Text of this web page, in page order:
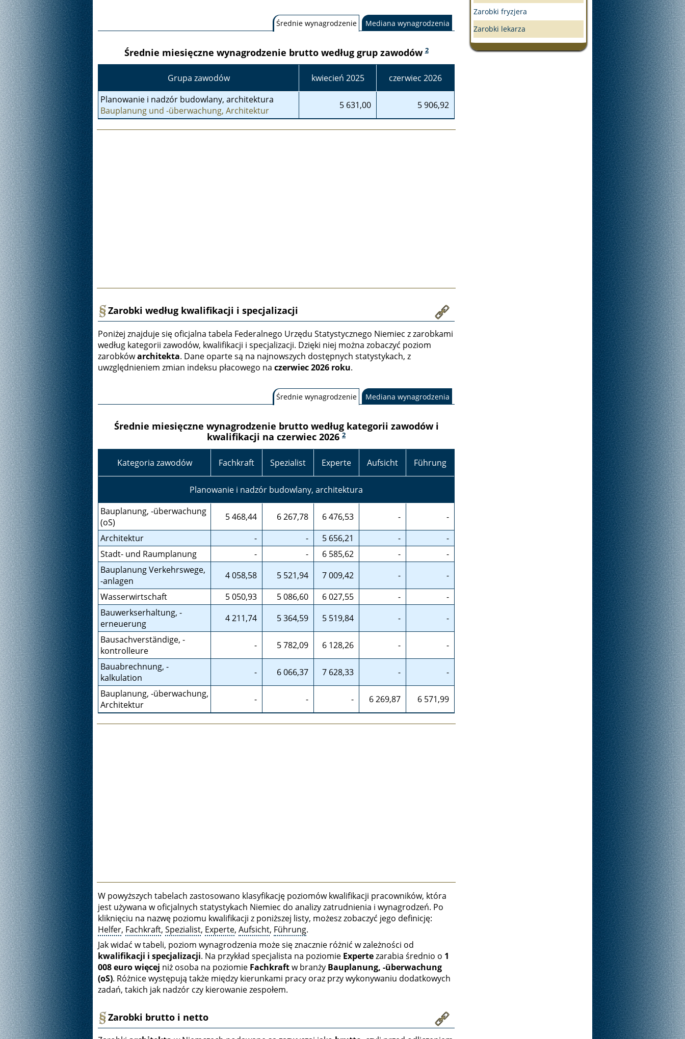
Średnie wynagrodzenie Mediana wynagrodzenia
Średnie miesięczne wynagrodzenie brutto według grup zawodów2
Grupa zawodów kwiecień 2025
czerwiec 2026
Planowanie i nadzór budowlany, architektura
Bauplanung und -überwachung, Architektur
5 631,00 5 906,92
Zarobki według kwalifikacji i specjalizacji
Poniżej znajduje się oficjalna tabela Federalnego Urzędu Statystycznego Niemiec z zarobkami
według kategorii zawodów, kwalifikacji i specjalizacji. Dzięki niej można zobaczyć poziom
zarobkówarchitekta. Dane oparte są na najnowszych dostępnych statystykach, z
uwzględnieniem zmian indeksu płacowego na czerwiec 2026 roku.
Średnie wynagrodzenie Mediana wynagrodzenia
Średnie miesięczne wynagrodzenie brutto według kategorii zawodów i
kwalifikacji na czerwiec 2026 2
Kategoria zawodów Fachkraft Spezialist Experte Aufsicht Führung
Planowanie i nadzór budowlany, architektura
Bauplanung, -überwachung
(oS)
5 468,44 6 267,78 6 476,53 -
-
Architektur
- - 5 656,21 -
-
Stadt- und Raumplanung
- - 6 585,62 -
-
Bauplanung Verkehrswege,
-anlagen
4 058,58 5 521,94 7 009,42 -
-
Wasserwirtschaft
5 050,93 5 086,60 6 027,55 -
-
Bauwerkserhaltung, -
erneuerung
4 211,74 5 364,59 5 519,84 -
-
Bausachverständige, -
kontrolleure
- 5 782,09 6 128,26 -
-
Bauabrechnung, -
kalkulation
- 6 066,37 7 628,33 -
-
Bauplanung, -überwachung,
Architektur
- - - 6 269,87 6 571,99
W powyższych tabelach zastosowano klasyfikację poziomów kwalifikacji pracowników, która
jest używana w oficjalnych statystykach Niemiec do analizy zatrudnienia i wynagrodzeń. Po
kliknięciu na nazwę poziomu kwalifikacji z poniższej listy, możesz zobaczyć jego definicję:
Helfer, Fachkraft, Spezialist, Experte, Aufsicht, Führung.
Jak widać w tabeli, poziom wynagrodzenia może się znacznie różnić w zależności od
kwalifikacji i specjalizacji. Na przykład specjalista na poziomie Expertezarabia średnio o 1
008 euro więcej niż osoba na poziomie Fachkraftw branży Bauplanung, -überwachung
(oS). Różnice występują także między kierunkami pracy oraz przy wykonywaniu dodatkowych
zadań, takich jak nadzór czy kierowanie zespołem.
Zarobki brutto i netto
Zarobki fryzjera
Zarobki lekarza